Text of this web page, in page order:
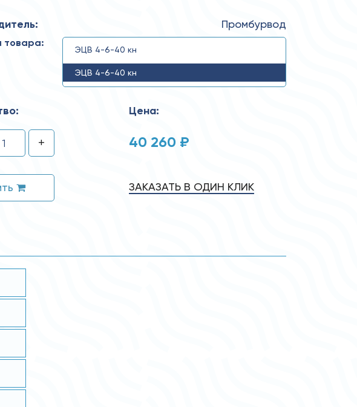
Промбурвод
товара:
ЭЦВ 4-6-40 кн
ЭЦВ 4-6-40 кн
+
Цена:
40 260 ₽
ЗАКАЗАТЬ В ОДИН КЛИК